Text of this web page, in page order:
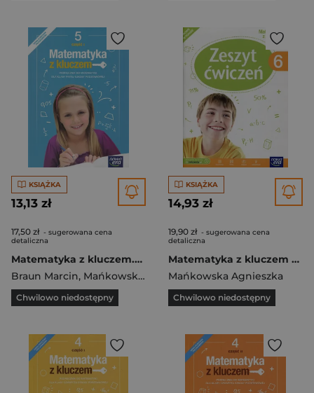
KSIĄŻKA
13,13 zł
17,50 zł - sugerowana cena
detaliczna
Matematyka z kluczem.Klasa 5.Część1.Podręcznik do matematyki dla klasy piątej szkoły podstawowej.
Braun Marcin, Mańkowska Agnieszka ,Paszyńska Małgorzata
Chwilowo niedostępny
KSIĄŻKA
14,93 zł
19,90 zł - sugerowana cena
detaliczna
Matematyka z kluczem 6 Zeszyt ćwiczeń Szkoła podstawowa
Mańkowska Agnieszka
Chwilowo niedostępny